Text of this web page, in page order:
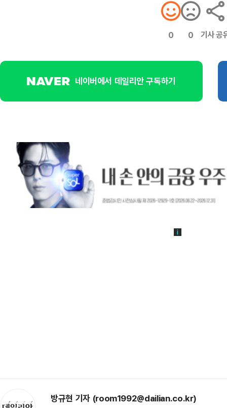
0 0 기사 공
네이버에서 데일리안 구독하기
방규현 기자 (room1992@dailian.co.kr)